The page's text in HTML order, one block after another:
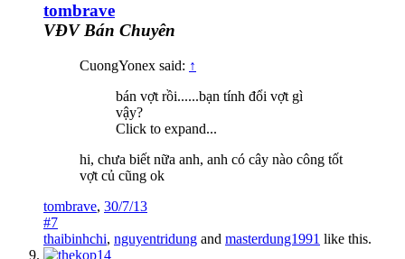
tombrave
VĐV Bán Chuyên
CuongYonex said: ↑
bán vợt rồi......bạn tính đổi vợt gì
vậy?
Click to expand...
hi, chưa biết nữa anh, anh có cây nào công tốt
vợt củ cũng ok
tombrave, 30/7/13
#7
thaibinhchi, nguyentridung and masterdung1991 like this.